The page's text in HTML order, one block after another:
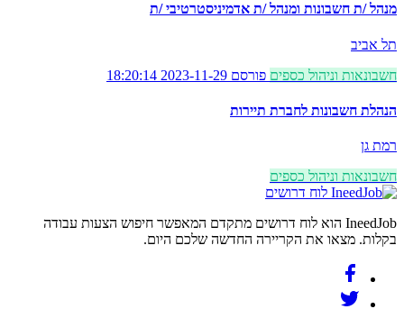
מנהל /ת חשבונות ומנהל /ת אדמיניסטרטיבי /ת
תל אביב
חשבונאות וניהול כספים פורסם 2023-11-29 18:20:14
הנהלת חשבונות לחברת תיירות
רמת גן
חשבונאות וניהול כספים
לוח דרושים
IneedJob הוא לוח דרושים מתקדם המאפשר חיפוש הצעות עבודה
בקלות. מצאו את הקריירה החדשה שלכם היום.